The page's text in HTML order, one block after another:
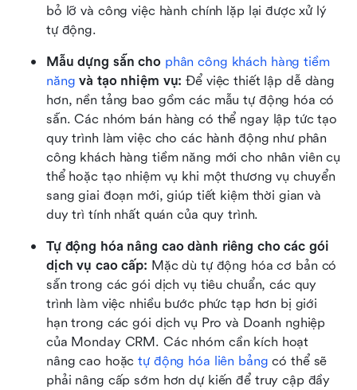
bỏ lỡ và công việc hành chính lặp lại được xử lý
tự động.
Mẫu dựng sẵn cho phân công khách hàng tiềm
năng và tạo nhiệm vụ: Để việc thiết lập dễ dàng
hơn, nền tảng bao gồm các mẫu tự động hóa có
sẵn. Các nhóm bán hàng có thể ngay lập tức tạo
quy trình làm việc cho các hành động như phân
công khách hàng tiềm năng mới cho nhân viên cụ
thể hoặc tạo nhiệm vụ khi một thương vụ chuyển
sang giai đoạn mới, giúp tiết kiệm thời gian và
duy trì tính nhất quán của quy trình.
Tự động hóa nâng cao dành riêng cho các gói
dịch vụ cao cấp: Mặc dù tự động hóa cơ bản có
sẵn trong các gói dịch vụ tiêu chuẩn, các quy
trình làm việc nhiều bước phức tạp hơn bị giới
hạn trong các gói dịch vụ Pro và Doanh nghiệp
của Monday CRM. Các nhóm cần kích hoạt
nâng cao hoặc tự động hóa liên bảng có thể sẽ
phải nâng cấp sớm hơn dự kiến để truy cập đầy